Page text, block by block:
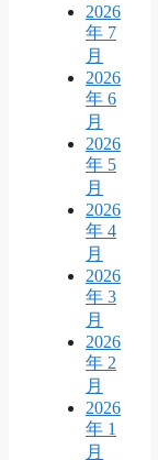
2026
年 7
月
2026
年 6
月
2026
年 5
月
2026
年 4
月
2026
年 3
月
2026
年 2
月
2026
年 1
月